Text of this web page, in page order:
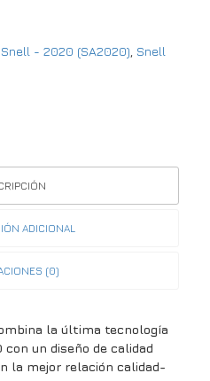
Snell - 2020 (SA2020) Snell
ADICIONAL
(0)
la última tecnología
un diseño de calidad
la mejor relación calidad-